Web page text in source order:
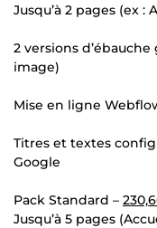
Jusqu’à 2 pages (ex :
2 versions
image)
Mise en ligne
Titres et textes
Google
Pack Standard –
Jusqu’à 5 pages